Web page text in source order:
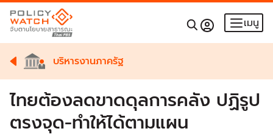
เมนู
บริหารงานภาครัฐ
ไทยต้องลดขาดดุลการคลัง ปฏิรูป
ตรงจุด-ทำให้ได้ตามแผน